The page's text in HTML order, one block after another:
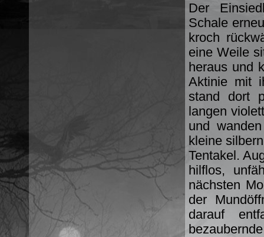
Der
Schale
kroch
eine Weile
heraus und
Aktinie mit
stand dort
langen
und
kleine
Tentakel.
hilflos,
nächsten
der
darauf